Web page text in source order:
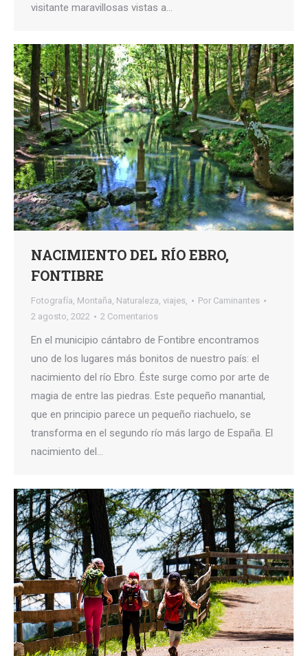
visitante maravillosas vistas a…
NACIMIENTO DEL RÍO EBRO,
FONTIBRE
Fotografía, Montaña, Naturaleza, viajes, Por Caminantes
2 agosto, 2022
2 Comentarios
En el municipio cántabro de Fontibre encontramos
uno de los lugares más bonitos de nuestro país: el
nacimiento del río Ebro. Éste surge como por arte de
magia de entre las piedras. Este pequeño manantial,
que en principio parece un pequeño riachuelo, se
transforma en el segundo río más largo de España. El
nacimiento del…